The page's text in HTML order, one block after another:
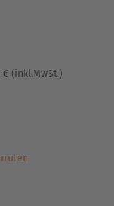
(inkl.MwSt.)